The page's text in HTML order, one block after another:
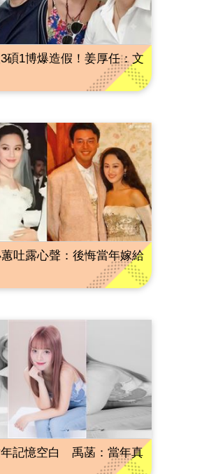
碩1博爆造假！姜厚任：文
吐露心聲：後悔當年嫁給
記憶空白 禹菡：當年真